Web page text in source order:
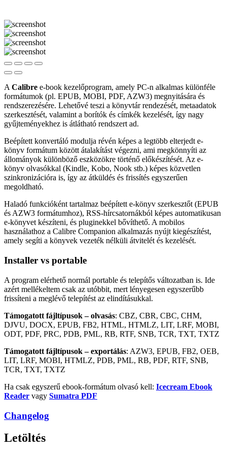
A Calibre e-book kezelőprogram, amely PC-n alkalmas különféle
formátumok (pl. EPUB, MOBI, PDF, AZW3) megnyitására és
rendszerezésére. Lehetővé teszi a könyvtár rendezését, metaadatok
szerkesztését, valamint a borítók és címkék kezelését, így nagy
gyűjteményekhez is átlátható rendszert ad.
Beépített konvertáló modulja révén képes a legtöbb elterjedt e-
könyv formátum között átalakítást végezni, ami megkönnyíti az
állományok különböző eszközökre történő előkészítését. Az e-
könyv olvasókkal (Kindle, Kobo, Nook stb.) képes közvetlen
szinkronizációra is, így az átküldés és frissítés egyszerűen
megoldható.
Haladó funkcióként tartalmaz beépített e-könyv szerkesztőt (EPUB
és AZW3 formátumhoz), RSS-hírcsatornákból képes automatikusan
e-könyvet készíteni, és pluginekkel bővíthető. A mobilos
használathoz a Calibre Companion alkalmazás nyújt kiegészítést,
amely segíti a könyvek vezeték nélküli átvitelét és kezelését.
Installer vs portable
A program elérhető normál portable és telepítős változatban is. Ide
azért mellékeltem csak az utóbbit, mert lényegesen egyszerűbb
frissíteni a meglévő telepítést az elindításukkal.
Támogatott fájltípusok – olvasás: CBZ, CBR, CBC, CHM,
DJVU, DOCX, EPUB, FB2, HTML, HTMLZ, LIT, LRF, MOBI,
ODT, PDF, PRC, PDB, PML, RB, RTF, SNB, TCR, TXT, TXTZ
Támogatott fájltípusok – exportálás: AZW3, EPUB, FB2, OEB,
LIT, LRF, MOBI, HTMLZ, PDB, PML, RB, PDF, RTF, SNB,
TCR, TXT, TXTZ
Ha csak egyszerű ebook-formátum olvasó kell: Icecream Ebook
Reader vagy Sumatra PDF
Changelog
Letöltés